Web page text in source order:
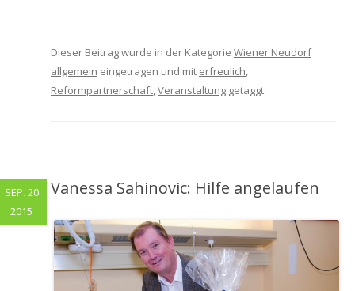
Dieser Beitrag wurde in der Kategorie Wiener Neudorf
allgemein eingetragen und mit erfreulich,
Reformpartnerschaft,Veranstaltung getaggt.
Vanessa Sahinovic: Hilfe angelaufen
SEP. 20
2015